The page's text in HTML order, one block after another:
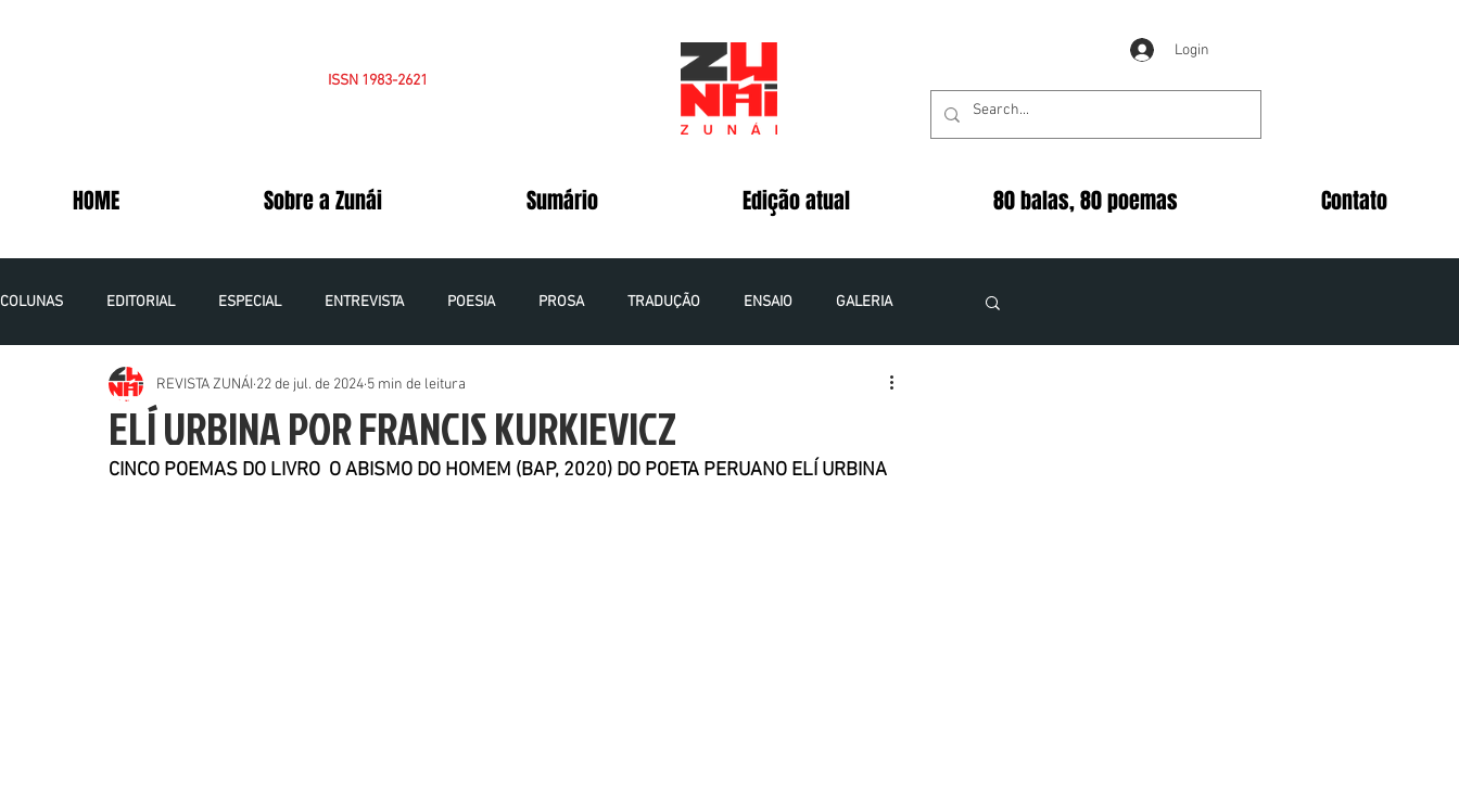
ISSN 1983-2621
Login
HOME Sobre a Zunái Sumário Edição atual 80 balas, 80 poemas Contato
COLUNAS EDITORIAL ESPECIAL ENTREVISTA POESIA PROSA TRADUÇÃO ENSAIO GALERIA
CADERNOS DA PALESTINA VOLUME 5 NÚMERO 1 - 2020
VOLUME 6 NÚMERO 1 - 2021 VOLUME 7 NÚMERO 1 - 2022 VOLUME 8 NÚMERO 1 - 2023 VOLUME 9
ELÍ URBINA POR FRANCIS KURKIEVICZ
REVISTA ZUNÁI 22 de jul. de 2024 5 min de leitura
CINCO POEMAS DO LIVRO  O ABISMO DO HOMEM (BAP, 2020) DO POETA PERUANO ELÍ URBINA